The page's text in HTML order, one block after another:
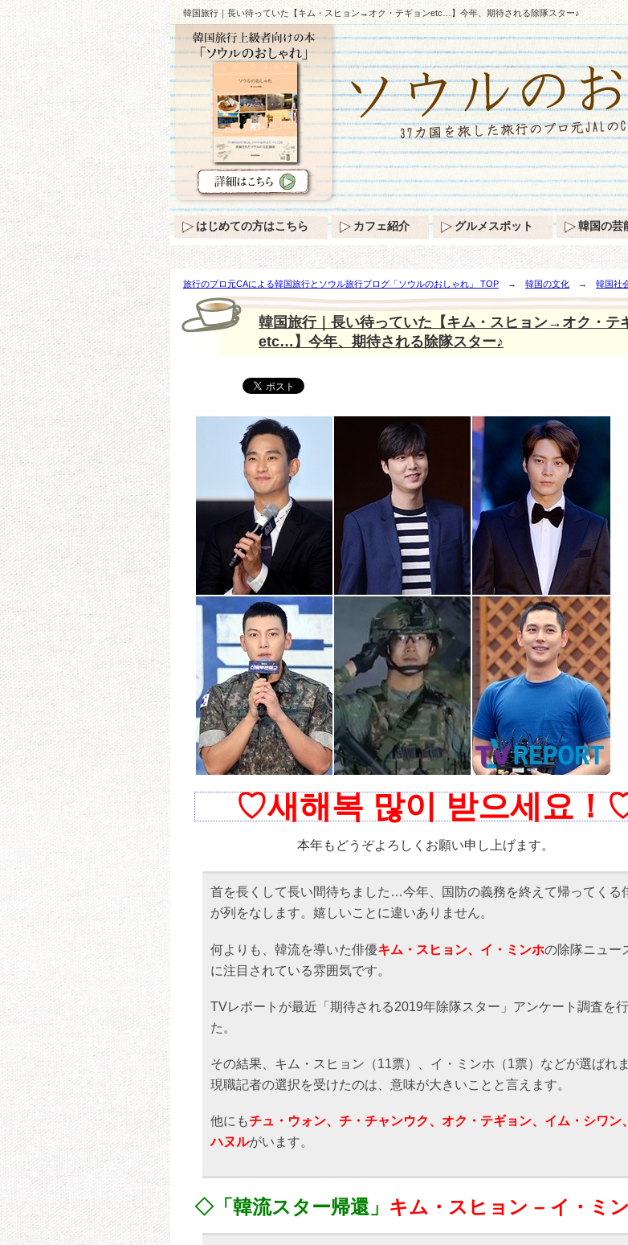
韓国旅行｜長い待っていた【キム・スヒョン→オク・テギョンetc…】今年、期待される除隊スター♪
旅行のプロ元CAによる韓国旅行とソウル旅行ブログ「ソウルのおしゃれ」 TOP → 韓国の文化 → 韓国社
ていた【キム・スヒョン→オク・テギョンetc…】今年、期待される除隊スター♪
韓国旅行｜長い待っていた【キム・スヒョン→オク・テ
etc…】今年、期待される除隊スター♪
♡새해복 많이 받으세요！
本年もどうぞよろしくお願い申し上げます。
首を長くして長い間待ちました…今年、国防の義務を終えて帰ってくる
が列をなします。嬉しいことに違いありません。
何よりも、韓流を導いた俳優キム・スヒョン、イ・ミンホの除隊ニュー
に注目されている雰囲気です。
TVレポートが最近「期待される2019年除隊スター」アンケート調査を
た。
その結果、キム・スヒョン（11票）、イ・ミンホ（1票）などが選ばれま
現職記者の選択を受けたのは、意味が大きいことと言えます。
他にもチュ・ウォン、チ・チャンウク、オク・テギョン、イム・シワン
ハヌルがいます。
◇「韓流スター帰還」 キム・スヒョン – イ・ミ
はじめての方はこちら カフェ紹介 グルメスポット 韓国の芸